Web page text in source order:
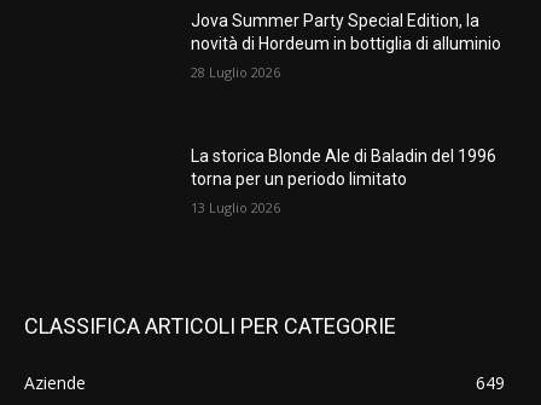
Jova Summer Party Special Edition, la
novità di Hordeum in bottiglia di alluminio
28 Luglio 2026
La storica Blonde Ale di Baladin del 1996
torna per un periodo limitato
13 Luglio 2026
CLASSIFICA ARTICOLI PER CATEGORIE
Aziende
649